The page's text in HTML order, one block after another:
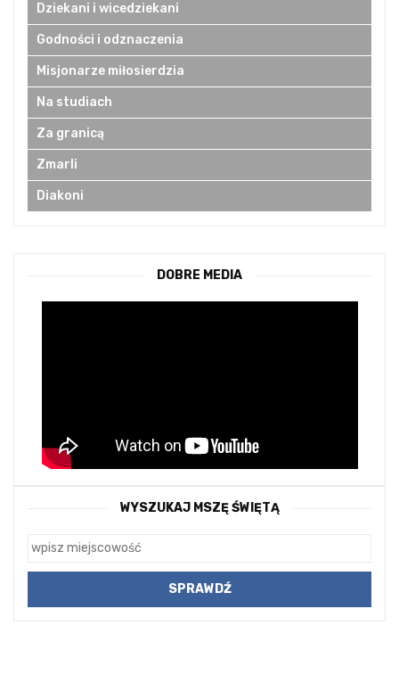
Dziekani i wicedziekani
Godności i odznaczenia
Misjonarze miłosierdzia
Na studiach
Za granicą
Zmarli
Diakoni
DOBRE MEDIA
WYSZUKAJ MSZĘ ŚWIĘTĄ